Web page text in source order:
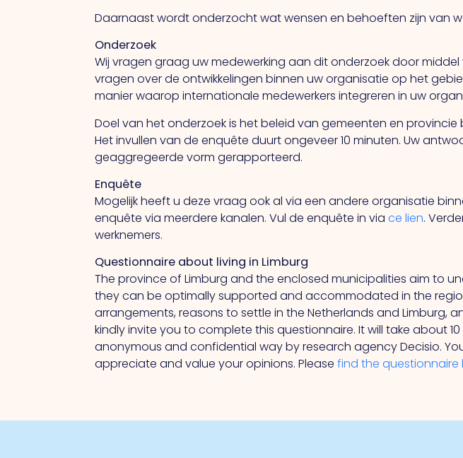
Daarnaast wordt onderzocht wat wensen en behoeften zijn van
Onderzoek
Wij vragen graag uw medewerking aan dit onderzoek door
vragen over de ontwikkelingen binnen uw organisatie op het
manier waarop internationale medewerkers integreren in uw
Doel van het onderzoek is het beleid van gemeenten en
Het invullen van de enquête duurt ongeveer 10 minuten. Uw
geaggregeerde vorm gerapporteerd.
Enquête
Mogelijk heeft u deze vraag ook al via een andere organisatie
enquête via meerdere kanalen. Vul de enquête in viace lien.
werknemers.
Questionnaire about living in Limburg
The province of Limburg and the enclosed municipalities aim to
they can be optimally supported and accommodated in the
arrangements, reasons to settle in the Netherlands and
kindly invite you to complete this questionnaire. It will take about
anonymous and confidential way by research agency Decisio.
appreciate and value your opinions. Pleasefind the questionnaire